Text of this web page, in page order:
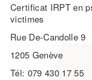
Certificat IRPT en
victimes
Rue De-Candolle 9
1205 Genève
Tél: 079 430 17 55